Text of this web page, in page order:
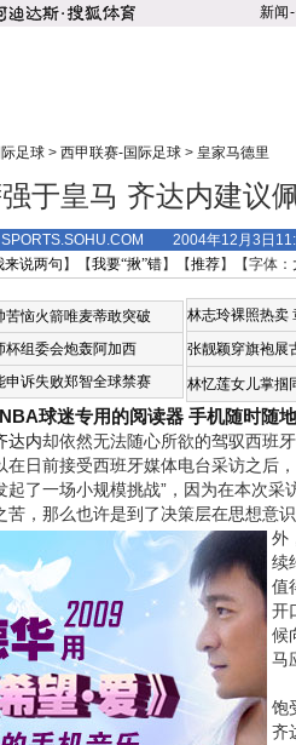
新闻-
际足球> 西甲联赛-国际足球> 皇家马德里
于皇马 齐达内建议
SPORTS.SOHU.COM 2004年12月3日
来说两句 】【我要“揪”错】【推荐】【字体：
苦恼火箭唯麦蒂敢突破
杯组委会炮轰阿加西
申诉失败郑智全球禁赛
林志玲裸照热卖
张靓颖穿旗袍展
林忆莲女儿掌掴
NBA球迷专用的阅读器 手机随时随
达内却依然无法随心所欲的驾驭西班
在日前接受西班牙媒体电台采访之后
起了一场小规模挑战”，因为在本次采
苦，那么也许是到了决策层在思想意
外
续
值
开
候
马
饱
齐